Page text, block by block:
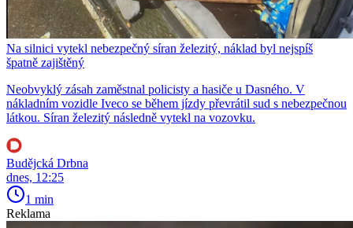
Na silnici vytekl nebezpečný síran železitý, náklad byl nejspíš
špatně zajištěný
Neobvyklý zásah zaměstnal policisty a hasiče u Dasného. V
nákladním vozidle Iveco se během jízdy převrátil sud s nebezpečnou
látkou. Síran železitý následně vytekl na vozovku.
Budějcká Drbna
dnes, 12:25
1 min
Reklama